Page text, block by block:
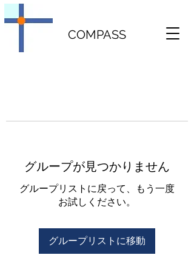
COMPASS
グループが見つかりません
グループリストに戻って、もう一度
お試しください。
グループリストに移動